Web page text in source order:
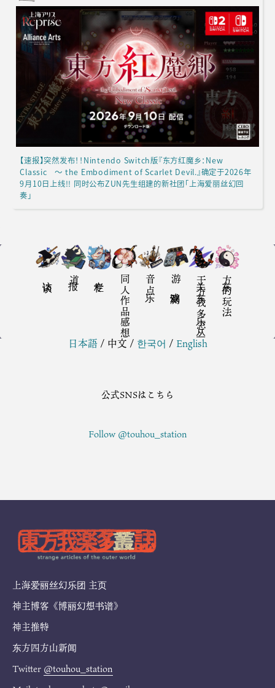
【速报】突然发布！！Nintendo Switch版『东方红魔乡：New
Classic ～ the Embodiment of Scarlet Devil.』确定于2026年
9月10日上线!! 同时公布ZUN先生组建的新社团「上海爱丽丝幻回
奏」
报道 同人作品感想 音乐点 游戏评测 关于东方我乐多丛志 东方的玩法
日本語 / 中文 / 한국어 / English
公式SNSはこちら
Follow @touhou_station
上海爱丽丝幻乐团 主页
神主博客《博丽幻想书谱》
神主推特
东方四方山新闻
Twitter @touhou_station